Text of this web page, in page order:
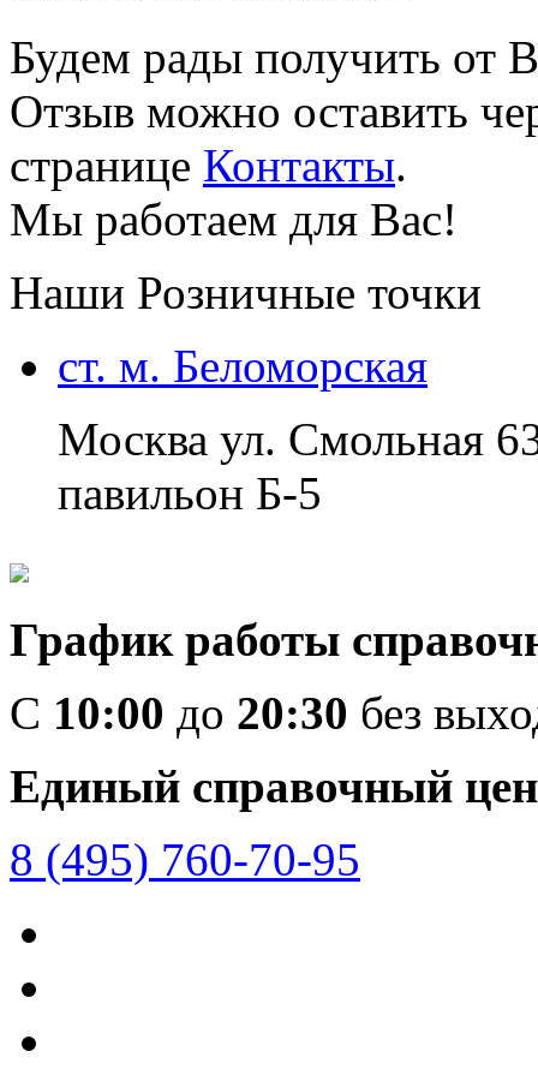
Будем рады получить от
Отзыв можно оставить
странице Контакты.
Мы работаем для Вас!
Наши Розничные точки
ст. м. Беломорская
Москва ул. Смольная
павильон Б-5
График работы
C 10:00 до 20:30 без
Единый справочный
8 (495) 760-70-95